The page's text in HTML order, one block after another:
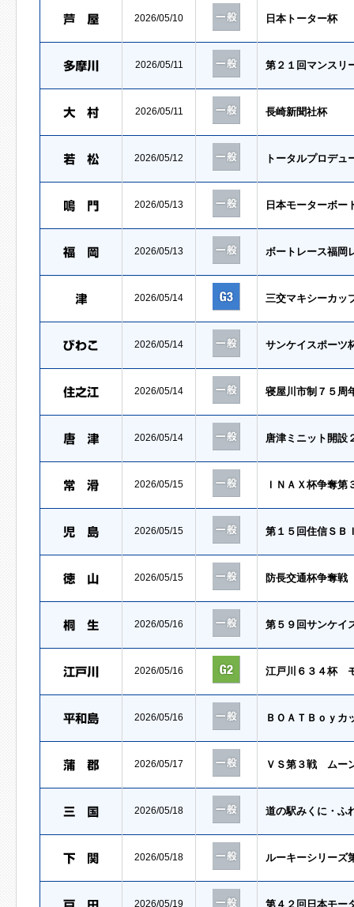
2026/05/10 日本トーター杯
2026/05/11 第２１回マンスリ
2026/05/11 長崎新聞社杯
2026/05/12 トータルプロデュ
2026/05/13 日本モーターボー
2026/05/13 ボートレース福岡
2026/05/14 三交マキシーカッ
2026/05/14 サンケイスポー
2026/05/14 寝屋川市制７５周
2026/05/14 唐津ミニット開設
2026/05/15 ＩＮＡＸ杯争奪第
2026/05/15 第１５回住信ＳＢ
2026/05/15 防長交通杯争奪戦
2026/05/16 第５９回サンケイ
2026/05/16 江戸川６３４杯
2026/05/16 ＢＯＡＴＢｏｙカ
2026/05/17 ＶＳ第３戦 ムー
2026/05/18 道の駅みくに・ふ
2026/05/18 ルーキーシリーズ
2026/05/19 第４２回日本モー